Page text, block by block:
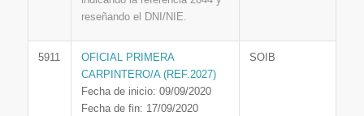
reseñando el DNI/NIE.
5911
OFICIAL PRIMERA
CARPINTERO/A (REF.2027)
Fecha de inicio: 09/09/2020
Fecha de fin: 17/09/2020
SOIB